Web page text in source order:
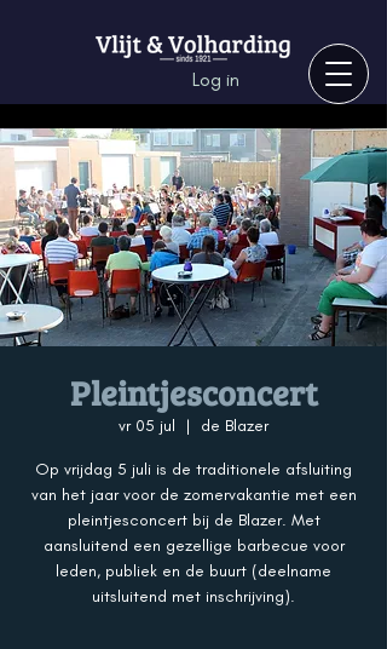
Log in
Pleintjesconcert
vr 05 jul
  |
de Blazer
Op vrijdag 5 juli is de traditionele afsluiting
van het jaar voor de zomervakantie met een
pleintjesconcert bij de Blazer. Met
aansluitend een gezellige barbecue voor
leden, publiek en de buurt (deelname
uitsluitend met inschrijving).